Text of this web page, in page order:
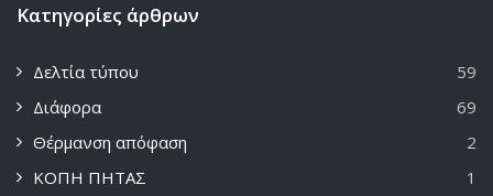
Κατηγορίες άρθρων
Δελτία τύπου
59
Διάφορα
69
Θέρμανση απόφαση
2
ΚΟΠΗ ΠΗΤΑΣ
1